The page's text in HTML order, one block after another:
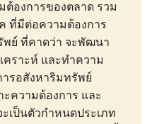
ต้องการของตลาด รวม
ที่มีต่อความต้องการ
พย์ ที่คาดว่า จะพัฒนา
ราะห์ และทำความ
ารอสังหาริมทรัพย์
ะความต้องการ และ
เป็นตัวกำหนดประเภท